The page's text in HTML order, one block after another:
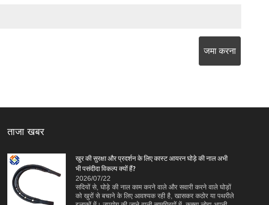
जमा करना
ताजा खबर
खुर की सुरक्षा और प्रदर्शन के लिए कास्ट आयरन घोड़े की नाल अभी
भी पसंदीदा विकल्प क्यों हैं?
2026/07/22
सदियों से, घोड़े की नाल काम करने वाले और सवारी करने वाले घोड़ों
को खुरों से बचाने के लिए आवश्यक रही है, खासकर कठोर या पथरीले